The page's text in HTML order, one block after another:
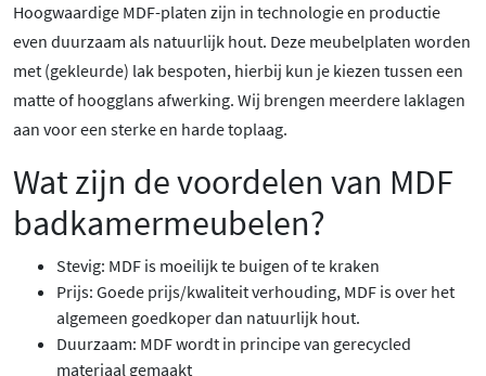
Hoogwaardige MDF-platen zijn in technologie en productie
even duurzaam als natuurlijk hout. Deze meubelplaten worden
met (gekleurde) lak bespoten, hierbij kun je kiezen tussen een
matte of hoogglans afwerking. Wij brengen meerdere laklagen
aan voor een sterke en harde toplaag.
Wat zijn de voordelen van MDF
badkamermeubelen?
Stevig: MDF is moeilijk te buigen of te kraken
Prijs: Goede prijs/kwaliteit verhouding, MDF is over het
algemeen goedkoper dan natuurlijk hout.
Duurzaam: MDF wordt in principe van gerecycled
materiaal gemaakt